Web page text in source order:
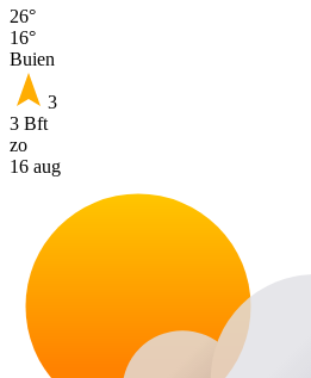
26°
16°
Buien
3
3 Bft
zo
16 aug